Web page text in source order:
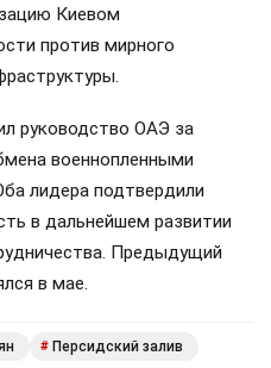
Киевом
против мирного
руководство ОАЭ за
военнопленными
лидера подтвердили
в дальнейшем развитии
Предыдущий
в мае.
# Персидский залив